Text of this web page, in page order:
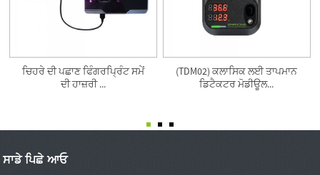
ਚਿਹਰੇ ਦੀ ਪਛਾਣ ਫਿੰਗਰਪ੍ਰਿੰਟ ਸਮੇਂ
ਦੀ ਹਾਜ਼ਰੀ ...
(TDM02) ਕਲਾਸਿਕ ਲਈ ਤਾਪਮਾਨ
ਡਿਟੈਕਟਰ ਮੋਡੀਊਲ...
ਸਾਡੇ ਪਿਛੇ ਆਓ